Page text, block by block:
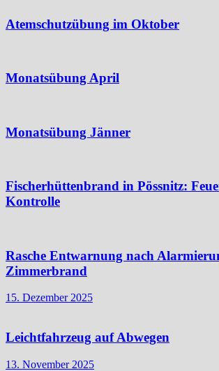
Atemschutzübung im Oktober
Monatsübung April
Monatsübung Jänner
Fischerhüttenbrand in Pössnitz:
Kontrolle
Rasche Entwarnung nach
Zimmerbrand
15. Dezember 2025
Leichtfahrzeug auf Abwegen
13. November 2025